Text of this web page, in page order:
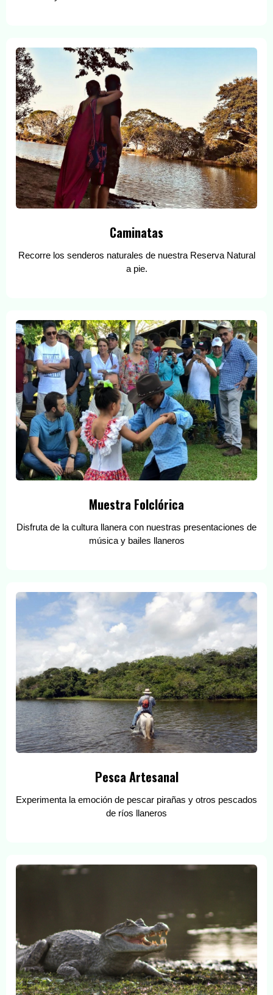
Caminatas
Recorre los senderos naturales de nuestra Reserva Natural
a pie.
Muestra Folclórica
Disfruta de la cultura llanera con nuestras presentaciones de
música y bailes llaneros
Pesca Artesanal
Experimenta la emoción de pescar pirañas y otros pescados
de ríos llaneros